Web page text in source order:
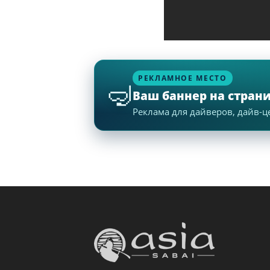
авиакомпаний в
оформитеeSIM
🤿 РЕКЛАМНОЕ МЕСТО
Ваш баннер на
Реклама для дайверов, дайв-